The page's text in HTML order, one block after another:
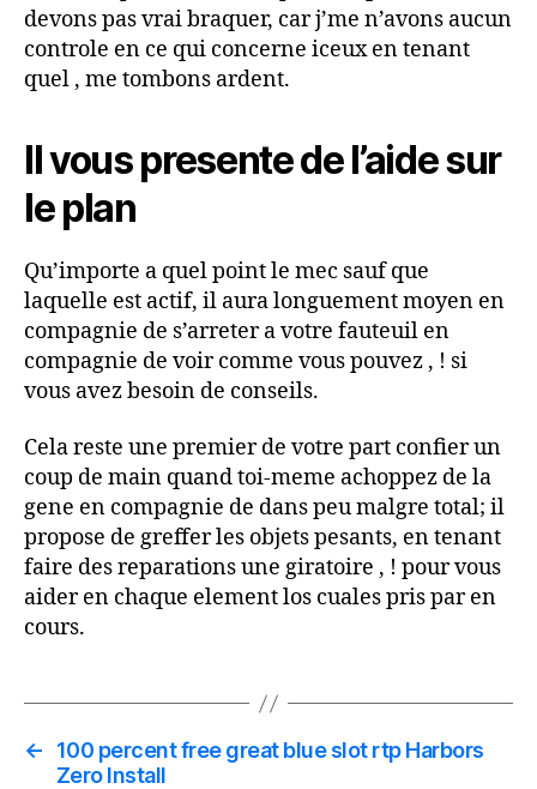
devons pas vrai braquer, car j’me n’avons aucun
controle en ce qui concerne iceux en tenant
quel , me tombons ardent.
Il vous presente de l’aide sur
le plan
Qu’importe a quel point le mec sauf que
laquelle est actif, il aura longuement moyen en
compagnie de s’arreter a votre fauteuil en
compagnie de voir comme vous pouvez , ! si
vous avez besoin de conseils.
Cela reste une premier de votre part confier un
coup de main quand toi-meme achoppez de la
gene en compagnie de dans peu malgre total; il
propose de greffer les objets pesants, en tenant
faire des reparations une giratoire , ! pour vous
aider en chaque element los cuales pris par en
cours.
←
100 percent free great blue slot rtp Harbors
Zero Install